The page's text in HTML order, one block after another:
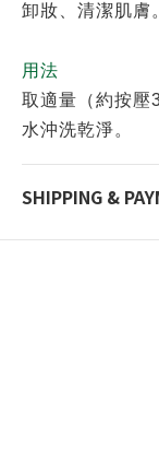
卸妝、清潔肌膚
用法
取適量（約按壓
水沖洗乾淨。
SHIPPING &